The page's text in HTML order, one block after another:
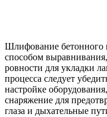
Шлифование бетонного
способом
ровности для укладки
процесса следует
настройке
снаряжение для
глаза и дыхательные